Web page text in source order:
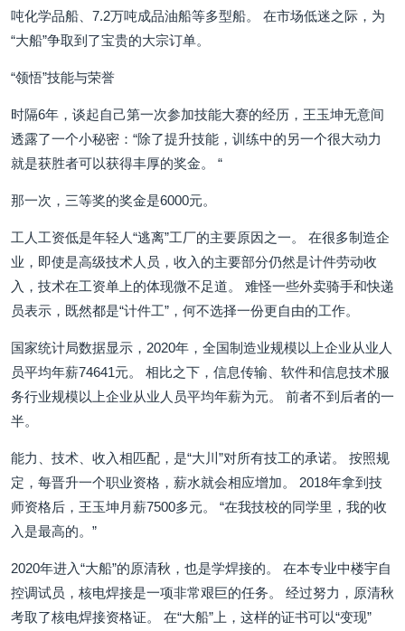
吨化学品船、7.2万吨成品油船等多型船。 在市场低迷之际，为
“大船”争取到了宝贵的大宗订单。
“领悟”技能与荣誉
时隔6年，谈起自己第一次参加技能大赛的经历，王玉坤无意间
透露了一个小秘密：“除了提升技能，训练中的另一个很大动力
就是获胜者可以获得丰厚的奖金。 “
那一次，三等奖的奖金是6000元。
工人工资低是年轻人“逃离”工厂的主要原因之一。 在很多制造企
业，即使是高级技术人员，收入的主要部分仍然是计件劳动收
入，技术在工资单上的体现微不足道。 难怪一些外卖骑手和快递
员表示，既然都是“计件工”，何不选择一份更自由的工作。
国家统计局数据显示，2020年，全国制造业规模以上企业从业人
员平均年薪74641元。 相比之下，信息传输、软件和信息技术服
务行业规模以上企业从业人员平均年薪为元。 前者不到后者的一
半。
能力、技术、收入相匹配，是“大川”对所有技工的承诺。 按照规
定，每晋升一个职业资格，薪水就会相应增加。 2018年拿到技
师资格后，王玉坤月薪7500多元。 “在我技校的同学里，我的收
入是最高的。”
2020年进入“大船”的原清秋，也是学焊接的。 在本专业中楼宇自
控调试员，核电焊接是一项非常艰巨的任务。 经过努力，原清秋
考取了核电焊接资格证。 在“大船”上，这样的证书可以“变现”